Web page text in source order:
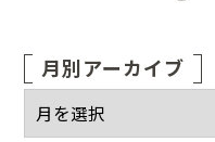
月別アーカイブ